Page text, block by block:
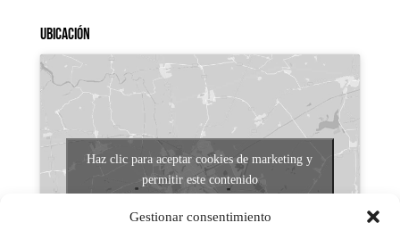
Gestionar consentimiento
Ubicación
Haz clic para aceptar cookies de marketing y
permitir este contenido